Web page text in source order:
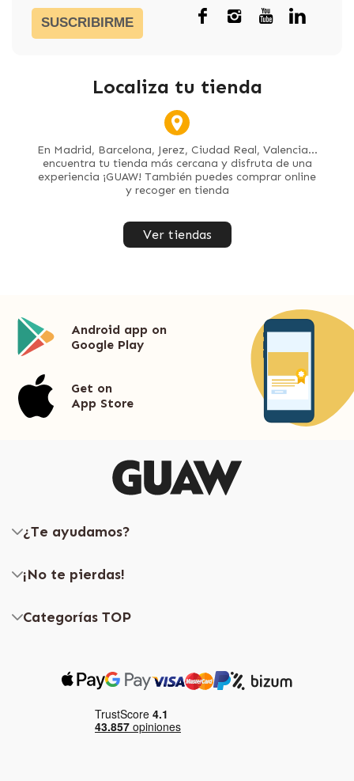
SUSCRIBIRME
Localiza tu tienda
En Madrid, Barcelona, Jerez, Ciudad Real, Valencia...
encuentra tu tienda más cercana y disfruta de una
experiencia ¡GUAW! También puedes comprar online
y recoger en tienda
Ver tiendas
Android app on
Google Play
Get on
App Store
¿Te ayudamos?
¡No te pierdas!
Categorías TOP